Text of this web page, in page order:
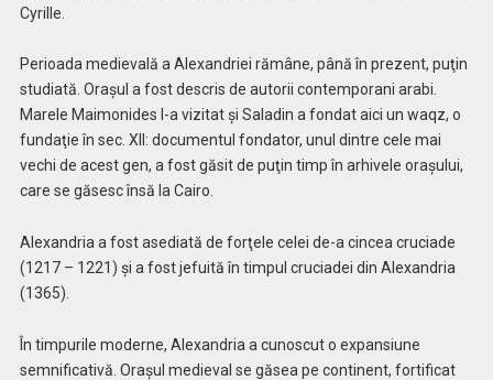
Cyrille.
Perioada medievală a Alexandriei rămâne, până în prezent, puţin
studiată. Oraşul a fost descris de autorii contemporani arabi.
Marele Maimonides l-a vizitat şi Saladin a fondat aici un waqz, o
fundaţie în sec. XII: documentul fondator, unul dintre cele mai
vechi de acest gen, a fost găsit de puţin timp în arhivele oraşului,
care se găsesc însă la Cairo.
Alexandria a fost asediată de forţele celei de-a cincea cruciade
(1217 – 1221) şi a fost jefuită în timpul cruciadei din Alexandria
(1365).
În timpurile moderne, Alexandria a cunoscut o expansiune
semnificativă. Oraşul medieval se găsea pe continent, fortificat